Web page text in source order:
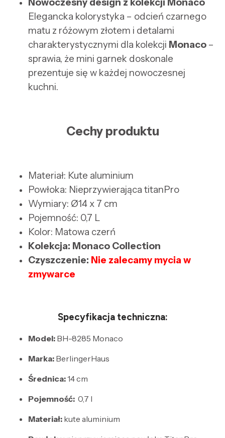
Nowoczesny design z kolekcji Monaco
Elegancka kolorystyka – odcień czarnego
matu z różowym złotem i detalami
charakterystycznymi dla kolekcji Monaco –
sprawia, że mini garnek doskonale
prezentuje się w każdej nowoczesnej
kuchni.
Cechy produktu
Materiał: Kute aluminium
Powłoka: Nieprzywierająca titanPro
Wymiary: Ø14 x 7 cm
Pojemność: 0,7 L
Kolor: Matowa czerń
Kolekcja: Monaco Collection
Czyszczenie: Nie zalecamy mycia w
zmywarce
Specyfikacja techniczna:
Model: BH-8285 Monaco
Marka: BerlingerHaus
Średnica:14 cm
Pojemność: 0,7 l
Materiał: kute aluminium